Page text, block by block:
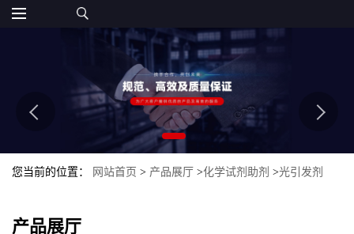
您当前的位置： 网站首页 > 产品展厅 >化学试剂助剂 >光引发剂
产品展厅